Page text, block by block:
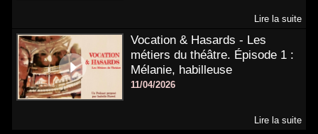
Lire la suite
Vocation & Hasards - Les
métiers du théâtre. Épisode 1 :
Mélanie, habilleuse
11/04/2026
Lire la suite